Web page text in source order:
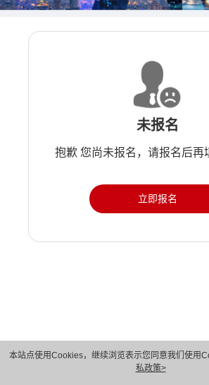
本站点使用Cookies，继续浏览表示您同意我们使用
私政策>
未报名
抱歉 您尚未报名，请报名后再
立即报名
版权所有 © 华为技术有限公司 1998-2026。 保留一切
隐私保护
法律声明